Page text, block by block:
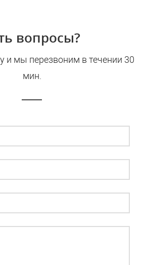
вопросы?
и мы перезвоним в течении 30
мин.